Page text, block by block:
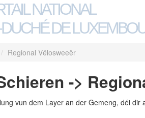
NATIONAL
DE
/ Regional Vëlosweeër
->
vun dem Layer an der Gemeng, déi